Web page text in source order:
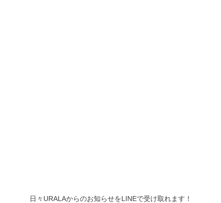
日々URALAからのお知らせをLINEで受け取れます！